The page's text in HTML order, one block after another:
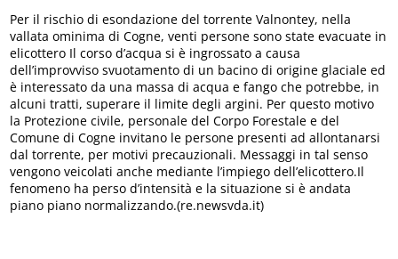
Per il rischio di esondazione del torrente Valnontey, nella
vallata ominima di Cogne, venti persone sono state evacuate in
elicottero Il corso d’acqua si è ingrossato a causa
dell’improvviso svuotamento di un bacino di origine glaciale ed
è interessato da una massa di acqua e fango che potrebbe, in
alcuni tratti, superare il limite degli argini. Per questo motivo
la Protezione civile, personale del Corpo Forestale e del
Comune di Cogne invitano le persone presenti ad allontanarsi
dal torrente, per motivi precauzionali. Messaggi in tal senso
vengono veicolati anche mediante l’impiego dell’elicottero.Il
fenomeno ha perso d’intensità e la situazione si è andata
piano piano normalizzando.(re.newsvda.it)